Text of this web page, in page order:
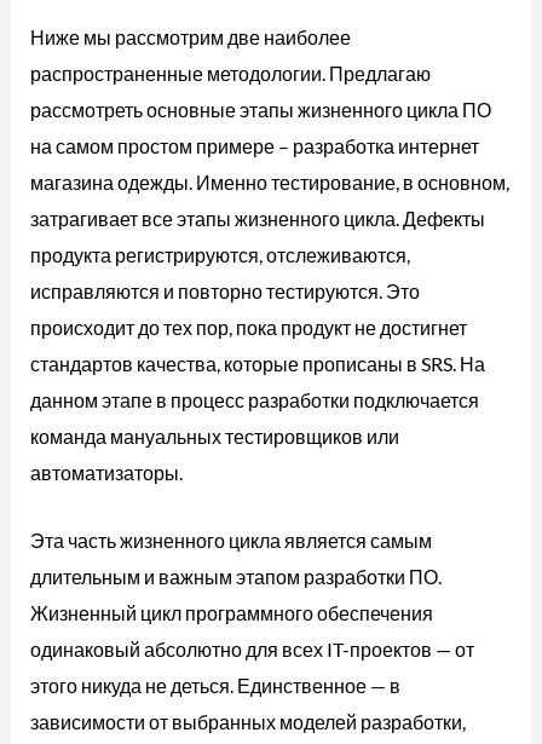
Ниже мы рассмотрим две наиболее
распространенные методологии. Предлагаю
рассмотреть основные этапы жизненного цикла ПО
на самом простом примере – разработка интернет
магазина одежды. Именно тестирование, в основном,
затрагивает все этапы жизненного цикла. Дефекты
продукта регистрируются, отслеживаются,
исправляются и повторно тестируются. Это
происходит до тех пор, пока продукт не достигнет
стандартов качества, которые прописаны в SRS. На
данном этапе в процесс разработки подключается
команда мануальных тестировщиков или
автоматизаторы.
Эта часть жизненного цикла является самым
длительным и важным этапом разработки ПО.
Жизненный цикл программного обеспечения
одинаковый абсолютно для всех IT-проектов — от
этого никуда не деться. Единственное — в
зависимости от выбранных моделей разработки,